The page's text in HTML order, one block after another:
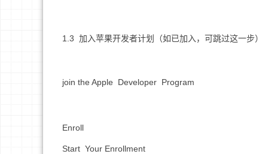
1.3 加入苹果开发者计划（如已加入，可跳过这一步）
join the Apple Developer Program
Enroll
Start Your Enrollment